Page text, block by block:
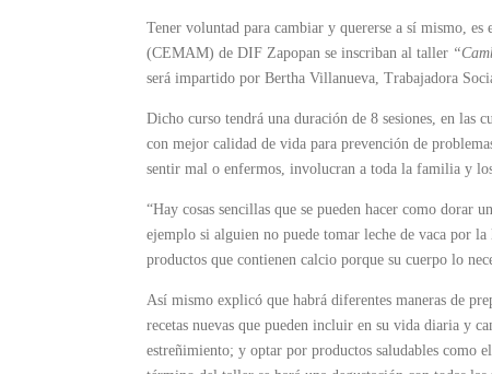
Tener voluntad para cambiar y quererse a sí mismo,
(CEMAM) de DIF Zapopan se inscriban al taller
será impartido por Bertha Villanueva, Trabajadora
Dicho curso tendrá una duración de 8 sesiones, en las
con mejor calidad de vida para prevención de
sentir mal o enfermos, involucran a toda la familia y los
“Hay cosas sencillas que se pueden hacer como dorar
ejemplo si alguien no puede tomar leche de vaca por
productos que contienen calcio porque su cuerpo lo
Así mismo explicó que habrá diferentes maneras de
recetas nuevas que pueden incluir en su vida diaria y
estreñimiento; y optar por productos saludables